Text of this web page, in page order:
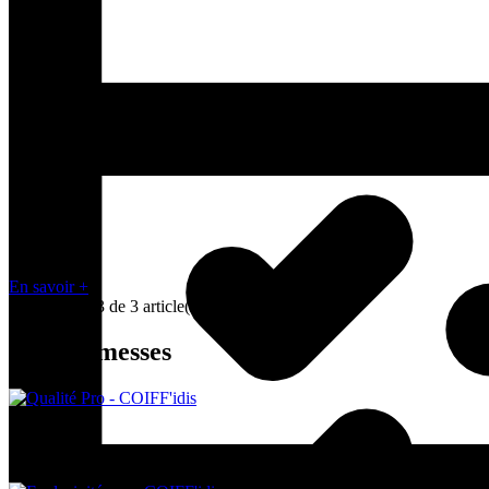
En savoir +
Affichage 1-3 de 3 article(s)
Nos promesses